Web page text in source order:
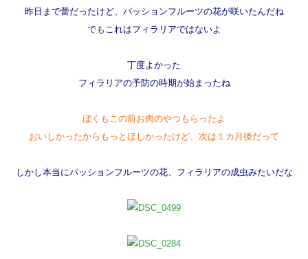
昨日まで蕾だったけど、パッションフルーツの花が咲いたんだね
でも これはフィラリアではないよ
丁度よかった
フィラリアの予防の時期が始まったね
ぼくもこの前お肉のやつもらったよ
おいしかったからもっとほしかったけど、次は１カ月後だって
しかし本当にパッションフルーツの花、フィラリアの成虫みたいだな